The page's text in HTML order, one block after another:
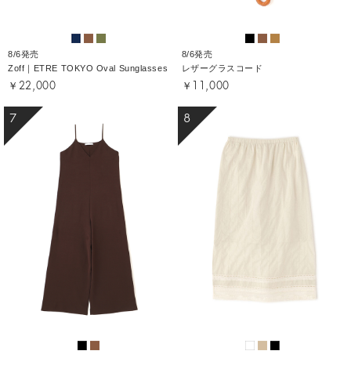
8/6発売
Zoff｜ETRE TOKYO Oval Sunglasses
￥22,000
8/6発売
レザーグラスコード
￥11,000
7 8